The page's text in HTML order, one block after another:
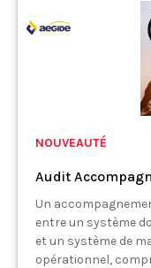
NOUVEAUTÉ
Audit
Un
entre un système
et un système de
opérationnel,